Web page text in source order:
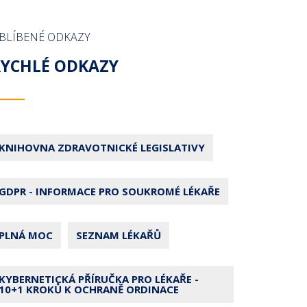
ODKAZY
ODKAZY
ZDRAVOTNICKÉ LEGISLATIVY
- INFORMACE PRO SOUKROMÉ LÉKAŘE
MOC SEZNAM LÉKAŘŮ
PŘÍRUČKA PRO LÉKAŘE -
KROKŮ K OCHRANĚ ORDINACE